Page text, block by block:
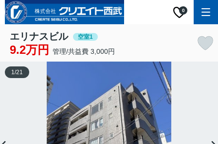
0
エリナスビル 空室1
9.2万円 管理/共益費 3,000円
1/21